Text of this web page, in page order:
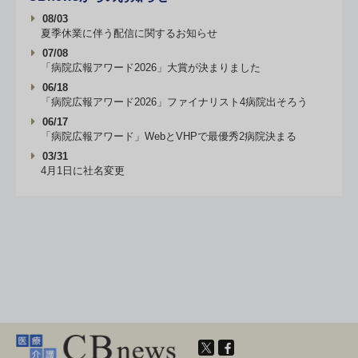
08/03
夏季休業に伴う配信に関するお知らせ
07/08
「病院広報アワード2026」大賞が決まりました
06/18
「病院広報アワード2026」ファイナリスト4病院出そろう
06/17
「病院広報アワード」WebとVHPで最優秀2病院決まる
03/31
4月1日に社名変更